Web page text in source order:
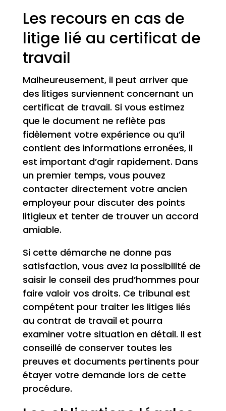
Les recours en cas de
litige lié au certificat de
travail
Malheureusement, il peut arriver que
des litiges surviennent concernant un
certificat de travail. Si vous estimez
que le document ne reflète pas
fidèlement votre expérience ou qu’il
contient des informations erronées, il
est important d’agir rapidement. Dans
un premier temps, vous pouvez
contacter directement votre ancien
employeur pour discuter des points
litigieux et tenter de trouver un accord
amiable.
Si cette démarche ne donne pas
satisfaction, vous avez la possibilité de
saisir le conseil des prud’hommes pour
faire valoir vos droits. Ce tribunal est
compétent pour traiter les litiges liés
au contrat de travail et pourra
examiner votre situation en détail. Il est
conseillé de conserver toutes les
preuves et documents pertinents pour
étayer votre demande lors de cette
procédure.